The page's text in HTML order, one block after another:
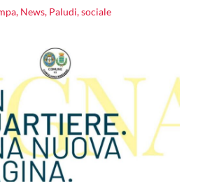
, News, Paludi,sociale